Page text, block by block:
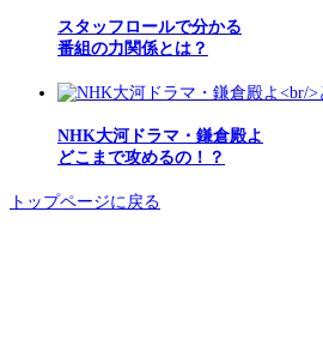
スタッフロールで分かる
番組の力関係とは？
NHK大河ドラマ・鎌倉殿よ
どこまで攻めるの！？
トップページに戻る